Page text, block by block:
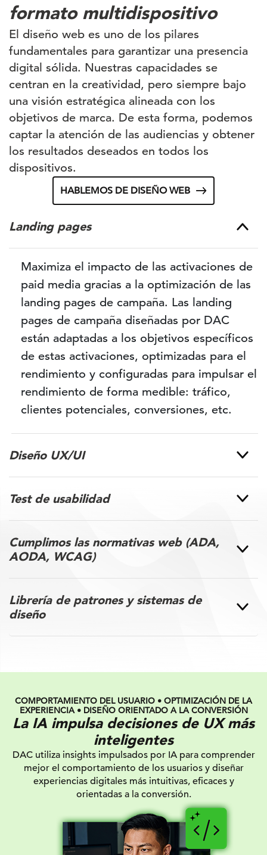
formato multidispositivo
El diseño web es uno de los pilares
fundamentales para garantizar una presencia
digital sólida. Nuestras capacidades se
centran en la creatividad, pero siempre bajo
una visión estratégica alineada con los
objetivos de marca. De esta forma, podemos
captar la atención de las audiencias y obtener
los resultados deseados en todos los
dispositivos.
HABLEMOS DE DISEÑO WEB
Landing pages
Maximiza el impacto de las activaciones de
paid media gracias a la optimización de las
landing pages de campaña. Las landing
pages de campaña diseñadas por DAC
están adaptadas a los objetivos específicos
de estas activaciones, optimizadas para el
rendimiento y configuradas para impulsar el
rendimiento de forma medible: tráfico,
clientes potenciales, conversiones, etc.
Diseño UX/UI
Test de usabilidad
Cumplimos las normativas web (ADA,
AODA, WCAG)
Librería de patrones y sistemas de
diseño
COMPORTAMIENTO DEL USUARIO • OPTIMIZACIÓN DE LA
EXPERIENCIA • DISEÑO ORIENTADO A LA CONVERSIÓN
La IA impulsa decisiones de UX más
inteligentes
DAC utiliza insights impulsados por IA para comprender
mejor el comportamiento de los usuarios y diseñar
experiencias digitales más intuitivas, eficaces y
orientadas a la conversión.